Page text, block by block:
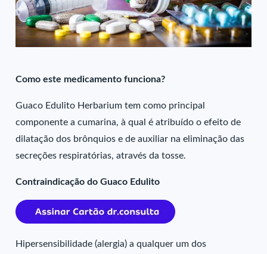
Como este medicamento funciona?
Guaco Edulito Herbarium tem como principal
componente a cumarina, à qual é atribuído o efeito de
dilatação dos brônquios e de auxiliar na eliminação das
secreções respiratórias, através da tosse.
Contraindicação do Guaco Edulito
Hipersensibilidade (alergia) a qualquer um dos